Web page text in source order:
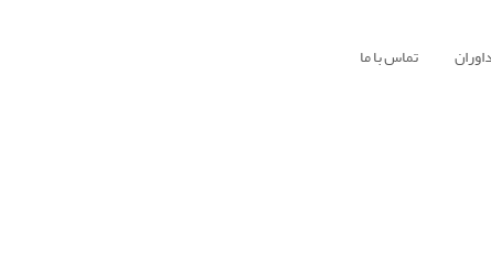
داوران تماس با ما